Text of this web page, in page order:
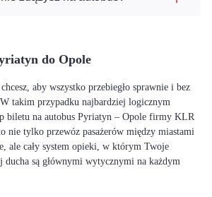
do Opole
aby wszystko przebiegło sprawnie i bez
takim przypadku najbardziej logicznym
biletu na autobus Pyriatyn – Opole firmy KLR
nie tylko przewóz pasażerów między miastami
ale cały system opieki, w którym Twoje
ducha są głównymi wytycznymi na każdym